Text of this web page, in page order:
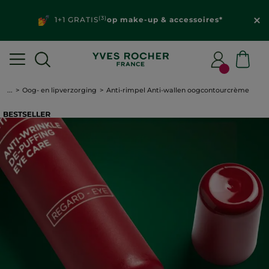
1+1 GRATIS(3)op make-up & accessoires*
... Oog- en lipverzorging Anti-rimpel Anti-wallen oogcontourcrème